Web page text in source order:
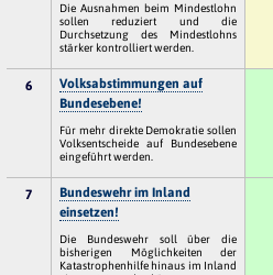
Die Ausnahmen beim Mindestlohn
sollen reduziert und die
Durchsetzung des Mindestlohns
stärker kontrolliert werden.
6
Volksabstimmungen auf
Bundesebene!
Für mehr direkte Demokratie sollen
Volksentscheide auf Bundesebene
eingeführt werden.
7
Bundeswehr im Inland
einsetzen!
Die Bundeswehr soll über die
bisherigen Möglichkeiten der
Katastrophenhilfe hinaus im Inland